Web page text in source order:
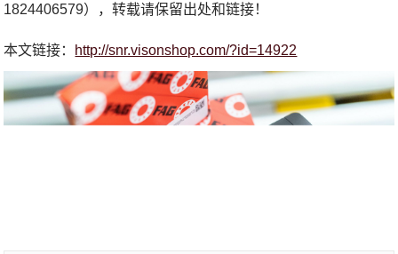
1824406579），转载请保留出处和链接！
本文链接： http://snr.visonshop.com/?id=14922